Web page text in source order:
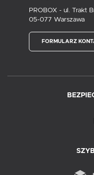
PROBOX - ul. Trakt
05-077 Warszawa
FORMULARZ